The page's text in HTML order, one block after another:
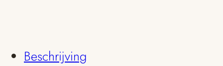
diamanten
Beschrijving